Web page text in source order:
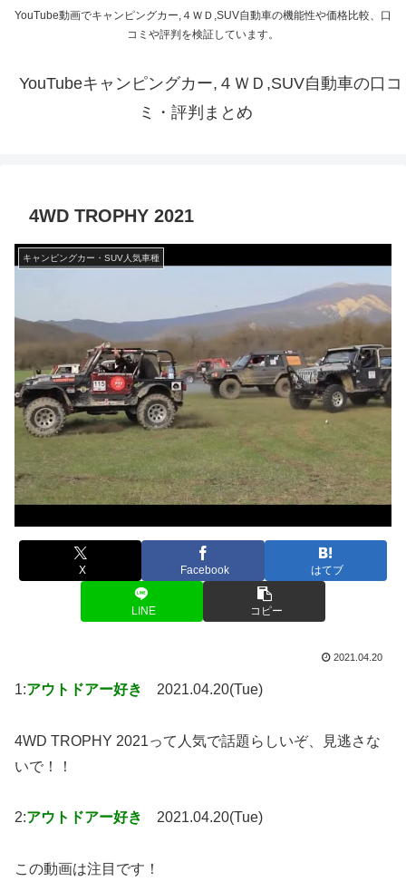
YouTube動画でキャンピングカー,４ＷＤ,SUV自動車の機能性や価格比較、口
コミや評判を検証しています。
YouTubeキャンピングカー,４ＷＤ,SUV自動車の口コ
ミ・評判まとめ
4WD TROPHY 2021
キャンピングカー・SUV人気車種
X Facebook はてブ
LINE コピー
2021.04.20
1:アウトドアー好き 2021.04.20(Tue)
4WD TROPHY 2021って人気で話題らしいぞ、見逃さな
いで！！
2:アウトドアー好き 2021.04.20(Tue)
この動画は注目です！